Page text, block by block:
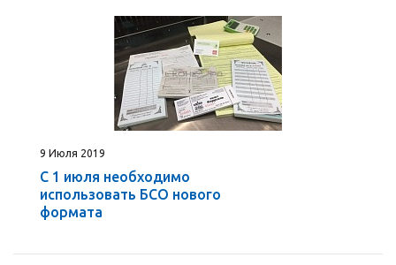
9 Июля 2019
С 1 июля необходимо
использовать БСО нового
формата